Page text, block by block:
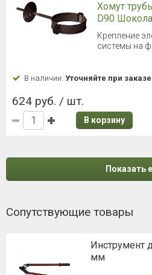
Хомут
D90
Крепление
системы на
В наличии: Уточняйте при заказе
624 руб. / шт.
В корзину
Показать
Сопутствующие товары
Инструмент
мм